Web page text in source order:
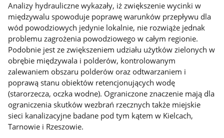
Analizy hydrauliczne wykazały, iż zwiększenie wycinki w
międzywalu spowoduje poprawę warunków przepływu dla
wód powodziowych jedynie lokalnie, nie rozwiąże jednak
problemu zagrożenia powodziowego w całym regionie.
Podobnie jest ze zwiększeniem udziału użytków zielonych w
obrębie międzywala i polderów, kontrolowanym
zalewaniem obszaru polderów oraz odtwarzaniem i
poprawą stanu obiektów retencjonujących wodę
(starorzecza, oczka wodne). Ograniczone znaczenie mają dla
ograniczenia skutków wezbrań rzecznych także miejskie
sieci kanalizacyjne badane pod tym kątem w Kielcach,
Tarnowie i Rzeszowie.